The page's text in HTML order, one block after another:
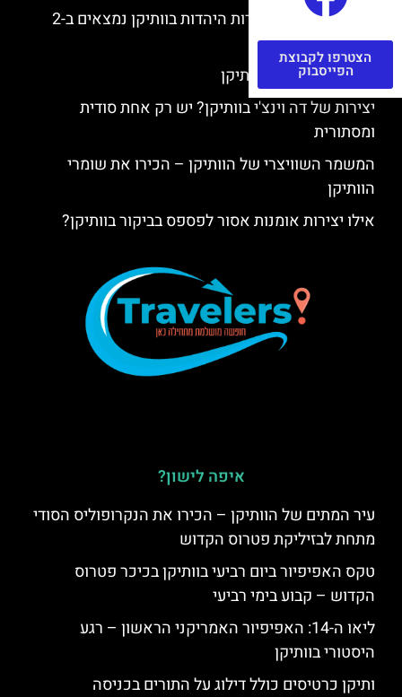
כתב יד ותיקן – אוצרות היהדות בוותיקן נמצאים ב-2
כתבי יד עתיקים
יצירות של רפאל בוותיקן
יצירות של דה וינצ'י בוותיקן? יש רק אחת סודית
ומסתורית
המשמר השוויצרי של הוותיקן – הכירו את שומרי
הוותיקן
אילו יצירות אומנות אסור לפספס בביקור בוותיקן?
איפה לישון?
עיר המתים של הוותיקן – הכירו את הנקרופוליס הסודי
מתחת לבזיליקת פטרוס הקדוש
טקס האפיפיור ביום רביעי בוותיקן בכיכר פטרוס
הקדוש – קבוע בימי רביעי
ליאו ה-14: האפיפיור האמריקני הראשון – רגע
היסטורי בוותיקן
ותיקן כרטיסים כולל דילוג על התורים בכניסה
הצטרפו לקבוצת
הפייסבוק